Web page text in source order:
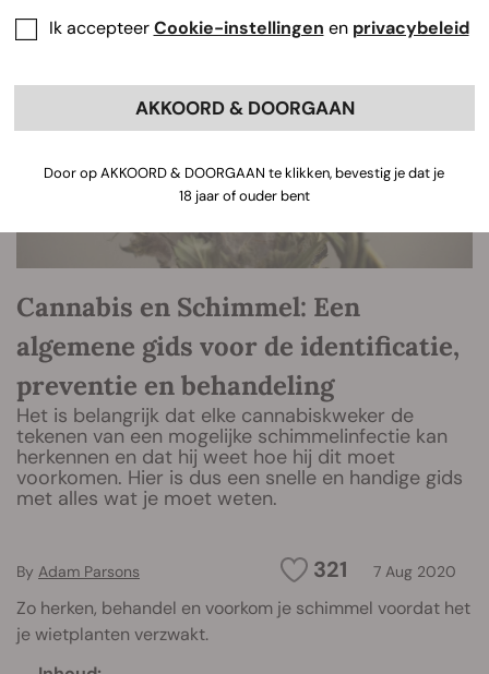
Cannabis en Schimmel: Een
algemene gids voor de identificatie,
preventie en behandeling
Het is belangrijk dat elke cannabiskweker de
tekenen van een mogelijke schimmelinfectie kan
herkennen en dat hij weet hoe hij dit moet
voorkomen. Hier is dus een snelle en handige gids
met alles wat je moet weten.
321 7 Aug 2020
By Adam Parsons
Zo herken, behandel en voorkom je schimmel voordat het
je wietplanten verzwakt.
Ik accepteerCookie-instellingen en privacybeleid
AKKOORD & DOORGAAN
Door op AKKOORD & DOORGAAN te klikken, bevestig je dat je
18 jaar of ouder bent